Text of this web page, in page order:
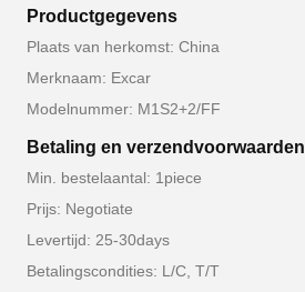
Productgegevens
Plaats van herkomst: China
Merknaam: Excar
Modelnummer: M1S2+2/FF
Betaling en verzendvoorwaarden
Min. bestelaantal: 1piece
Prijs: Negotiate
Levertijd: 25-30days
Betalingscondities: L/C, T/T